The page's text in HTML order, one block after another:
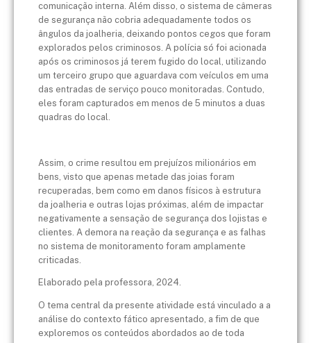
comunicação interna. Além disso, o sistema de câmeras
de segurança não cobria adequadamente todos os
ângulos da joalheria, deixando pontos cegos que foram
explorados pelos criminosos. A polícia só foi acionada
após os criminosos já terem fugido do local, utilizando
um terceiro grupo que aguardava com veículos em uma
das entradas de serviço pouco monitoradas. Contudo,
eles foram capturados em menos de 5 minutos a duas
quadras do local.
Assim, o crime resultou em prejuízos milionários em
bens, visto que apenas metade das joias foram
recuperadas, bem como em danos físicos à estrutura
da joalheria e outras lojas próximas, além de impactar
negativamente a sensação de segurança dos lojistas e
clientes. A demora na reação da segurança e as falhas
no sistema de monitoramento foram amplamente
criticadas.
Elaborado pela professora, 2024.
O tema central da presente atividade está vinculado a a
análise do contexto fático apresentado, a fim de que
exploremos os conteúdos abordados ao de toda